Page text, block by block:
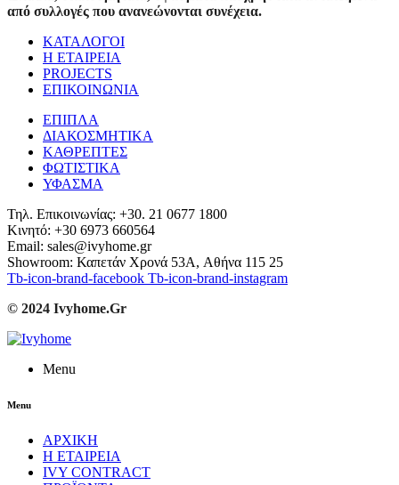
από συλλογές που ανανεώνονται συνέχεια.
ΚΑΤΑΛΟΓΟΙ
Η ΕΤΑΙΡΕΙΑ
PROJECTS
ΕΠΙΚΟΙΝΩΝΙΑ
ΕΠΙΠΛΑ
ΔΙΑΚΟΣΜΗΤΙΚΑ
ΚΑΘΡΕΠΤΕΣ
ΦΩΤΙΣΤΙΚΑ
ΥΦΑΣΜΑ
Τηλ. Επικοινωνίας: +30. 21 0677 1800
Κινητό: +30 6973 660564
Email: sales@ivyhome.gr
Showroom: Καπετάν Χρονά 53A, Αθήνα 115 25
Tb-icon-brand-facebook Tb-icon-brand-instagram
© 2024 Ivyhome.Gr
Menu
Menu
ΑΡΧΙΚΗ
Η ΕΤΑΙΡΕΙΑ
IVY CONTRACT